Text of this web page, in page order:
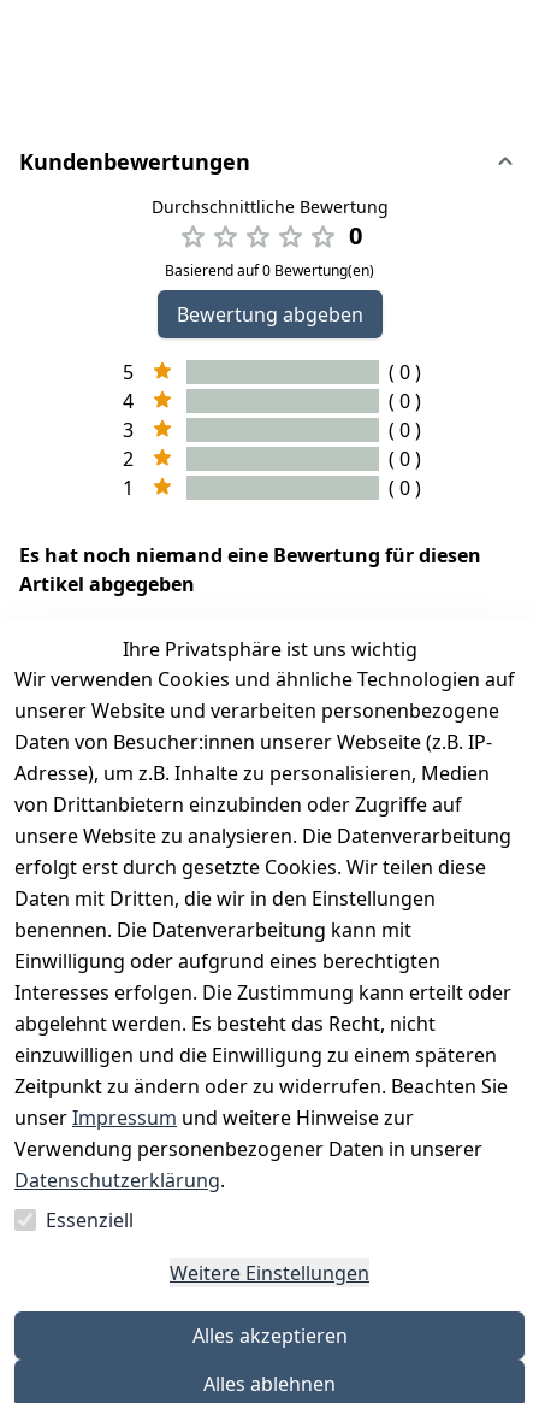
Kundenbewertungen
Durchschnittliche Bewertung
0
Basierend auf 0 Bewertung(en)
Bewertung abgeben
5
( 0 )
4
( 0 )
3
( 0 )
2
( 0 )
1
( 0 )
Es hat noch niemand eine Bewertung für diesen
Artikel abgegeben
EU-Verantwortliche Person - klicken Sie für Details
Ihre Privatsphäre ist uns wichtig
Wir verwenden Cookies und ähnliche Technologien auf
unserer Website und verarbeiten personenbezogene
Daten von Besucher:innen unserer Webseite (z.B. IP-
Adresse), um z.B. Inhalte zu personalisieren, Medien
von Drittanbietern einzubinden oder Zugriffe auf
unsere Website zu analysieren. Die Datenverarbeitung
erfolgt erst durch gesetzte Cookies. Wir teilen diese
Daten mit Dritten, die wir in den Einstellungen
benennen. Die Datenverarbeitung kann mit
Einwilligung oder aufgrund eines berechtigten
Interesses erfolgen. Die Zustimmung kann erteilt oder
abgelehnt werden. Es besteht das Recht, nicht
einzuwilligen und die Einwilligung zu einem späteren
Zeitpunkt zu ändern oder zu widerrufen. Beachten Sie
unserImpressum und weitere Hinweise zur
Verwendung personenbezogener Daten in unserer
Datenschutzerklärung.
Essenziell
Weitere Einstellungen
Alles akzeptieren
Alles ablehnen
Rechtliches
AGB
Impressum
Datenschutze
rklärung
Barrierefreihe
Services
Kontakt
Registrieren
Katalog
Zahlungsm
öglichkeite
n
Vorkasse
PayPal
Versanddie
nstleister
Post